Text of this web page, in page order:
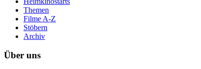
Themen
Filme A-Z
Stöbern
Archiv
Über uns